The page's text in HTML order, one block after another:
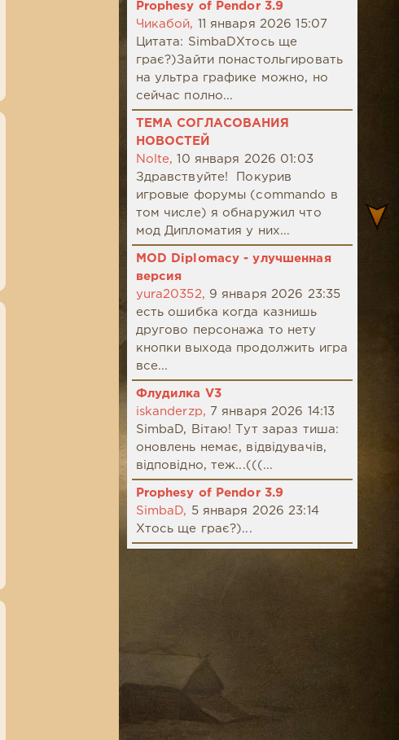
Prophesy of Pendor 3.9
Чикабой,
11 января 2026 15:07
Цитата: SimbaDХтось ще
грає?)Зайти понастольгировать
на ультра графике можно, но
сейчас полно...
ТЕМА СОГЛАСОВАНИЯ
НОВОСТЕЙ
Nolte,
10 января 2026 01:03
Здравствуйте! Покурив
игровые форумы (commando в
том числе) я обнаружил что
мод Дипломатия у них...
MOD Diplomacy - улучшенная
версия
yura20352, 9 января 2026 23:35
есть ошибка когда казнишь
другово персонажа то нету
кнопки выхода продолжить игра
все...
Флудилка V3
iskanderzp,
7 января 2026 14:13
SimbaD, Вітаю! Тут зараз тиша:
оновлень немає, відвідувачів,
відповідно, теж...(((...
Prophesy of Pendor 3.9
SimbaD,
5 января 2026 23:14
Хтось ще грає?)...